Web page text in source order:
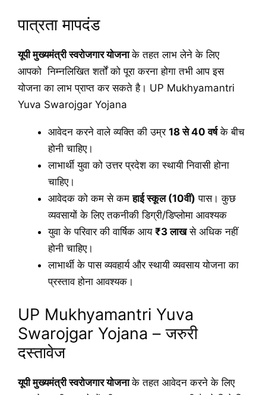
पात्रता मापदंड
यूपी मुख्यमंत्री स्वरोजगार योजनाके तहत लाभ लेने के लिए
आपको निम्नलिखित शर्तों को पूरा करना होगा तभी आप इस
योजना का लाभ प्राप्त कर सकते है। UP Mukhyamantri
Yuva Swarojgar Yojana
आवेदन करने वाले व्यक्ति की उम्र 18 से 40 वर्षके बीच
होनी चाहिए।
लाभार्थी युवा को उत्तर प्रदेश का स्थायी निवासी होना
चाहिए।
आवेदक को कम से कमहाई स्कूल (10वीं) पास। कुछ
व्यवसायों के लिए तकनीकी डिग्री/डिप्लोमा आवश्यक
युवा के परिवार की वार्षिक आय ₹3 लाखसे अधिक नहीं
होनी चाहिए।
लाभार्थी के पास व्यवहार्य और स्थायी व्यवसाय योजना का
प्रस्ताव होना आवश्यक।
UP Mukhyamantri Yuva
Swarojgar Yojana – जरुरी
दस्तावेज
यूपी मुख्यमंत्री स्वरोजगार योजनाके तहत आवेदन करने के लिए